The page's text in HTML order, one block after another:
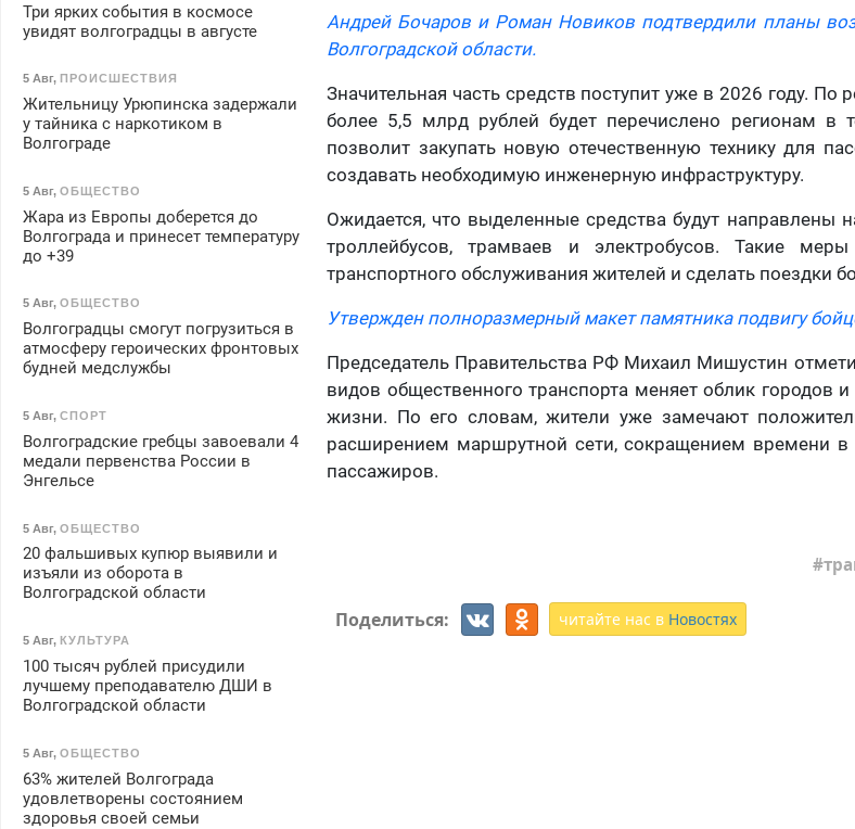
Андрей Бочаров и Роман Новиков подтвердили планы
Волгоградской области.
Значительная часть средств поступит уже в 2026 году.
более 5,5 млрд рублей будет перечислено регионам в
позволит закупать новую отечественную технику для
создавать необходимую инженерную инфраструктуру.
Ожидается, что выделенные средства будут направлены
троллейбусов, трамваев и электробусов. Такие
транспортного обслуживания жителей и сделать поездки
Утвержден полноразмерный макет памятника подвигу
Председатель Правительства РФ Михаил Мишустин
видов общественного транспорта меняет облик городов
жизни. По его словам, жители уже замечают
расширением маршрутной сети, сокращением времени
пассажиров.
Поделиться: читайте нас в Новостях
Три ярких события в космосе
увидят волгоградцы в августе
5 Авг, ПРОИСШЕСТВИЯ
Жительницу Урюпинска задержали
у тайника с наркотиком в
Волгограде
5 Авг, ОБЩЕСТВО
Жара из Европы доберется до
Волгограда и принесет температуру
до +39
5 Авг, ОБЩЕСТВО
Волгоградцы смогут погрузиться в
атмосферу героических фронтовых
будней медслужбы
5 Авг, СПОРТ
Волгоградские гребцы завоевали 4
медали первенства России в
Энгельсе
5 Авг, ОБЩЕСТВО
20 фальшивых купюр выявили и
изъяли из оборота в
Волгоградской области
5 Авг, КУЛЬТУРА
100 тысяч рублей присудили
лучшему преподавателю ДШИ в
Волгоградской области
5 Авг, ОБЩЕСТВО
63% жителей Волгограда
удовлетворены состоянием
здоровья своей семьи